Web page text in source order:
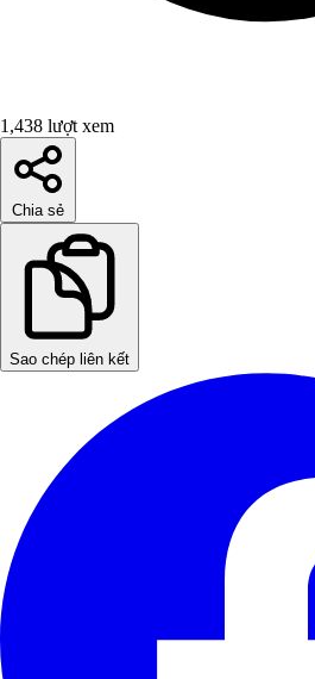
1,438 lượt xem
Chia sẻ
Sao chép liên kết